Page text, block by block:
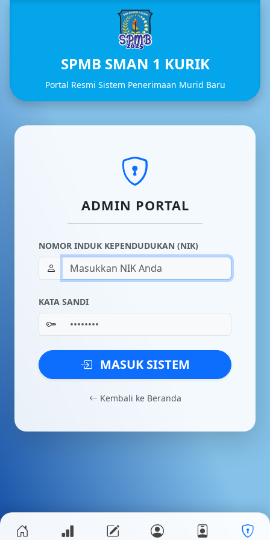
SPMB SMAN 1 KURIK
Portal Resmi Sistem Penerimaan Murid Baru
ADMIN PORTAL
NOMOR INDUK KEPENDUDUKAN (NIK)
KATA SANDI
MASUK SISTEM
Kembali ke Beranda